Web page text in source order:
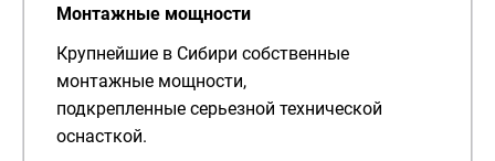
Монтажные мощности
Крупнейшие в Сибири собственные
монтажные мощности,
подкрепленные серьезной технической
оснасткой.